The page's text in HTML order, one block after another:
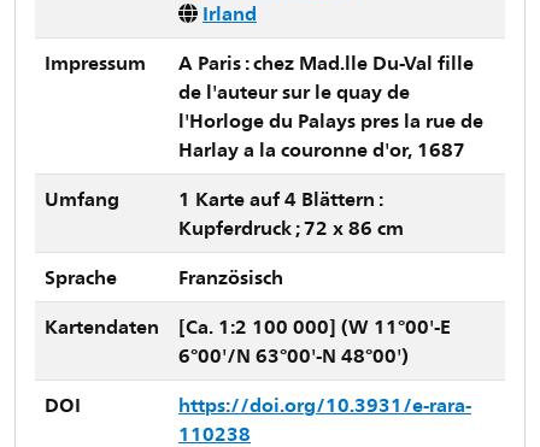
Irland
Impressum
A Paris : chez Mad.lle Du-Val fille
de l'auteur sur le quay de
l'Horloge du Palays pres la rue de
Harlay a la couronne d'or, 1687
Umfang
1 Karte auf 4 Blättern :
Kupferdruck ; 72 x 86 cm
Sprache
Französisch
Kartendaten
[Ca. 1:2 100 000] (W 11°00'-E
6°00'/N 63°00'-N 48°00')
DOI
https://doi.org/10.3931/e-rara-
110238